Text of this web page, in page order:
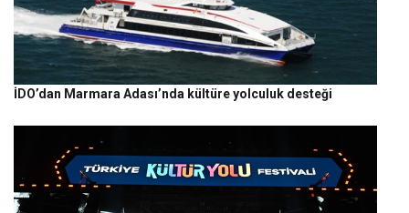
İDO’dan Marmara Adası’nda kültüre yolculuk desteği